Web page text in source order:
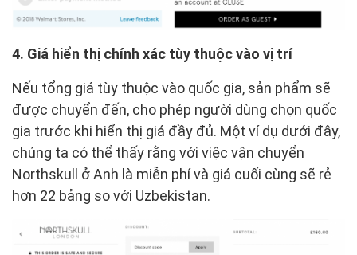
4. Giá hiển thị chính xác tùy thuộc vào vị trí
Nếu tổng giá tùy thuộc vào quốc gia, sản phẩm sẽ
được chuyển đến, cho phép người dùng chọn quốc
gia trước khi hiển thị giá đầy đủ. Một ví dụ dưới đây,
chúng ta có thể thấy rằng với việc vận chuyển
Northskull ở Anh là miễn phí và giá cuối cùng sẽ rẻ
hơn 22 bảng so với Uzbekistan.